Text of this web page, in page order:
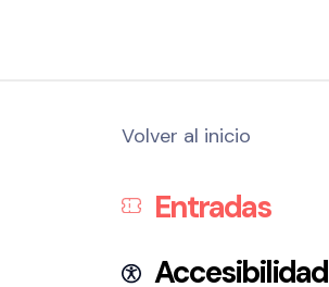
Volver al inicio
Entradas
Accesibilidad